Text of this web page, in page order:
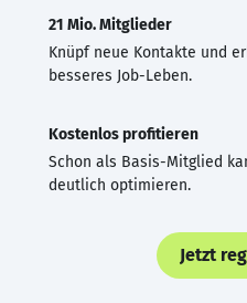
21 Mio. Mitglieder
Knüpf neue Kontakte und
besseres Job-Leben.
Kostenlos profitieren
Schon als Basis-Mitglied
deutlich optimieren.
Jetzt